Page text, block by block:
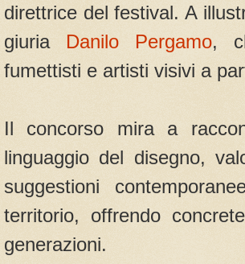
direttrice del festival. A
giuria Danilo Pergamo,
fumettisti e artisti visivi a
Il concorso mira a
linguaggio del disegno,
suggestioni
territorio, offrendo
generazioni.